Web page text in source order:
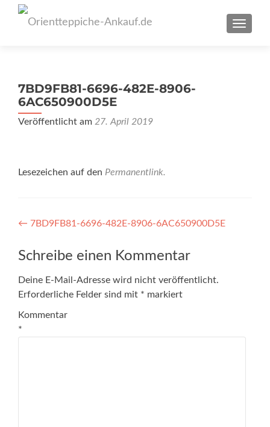
7BD9FB81-6696-482E-8906-
6AC650900D5E
Veröffentlicht am 27. April 2019
Lesezeichen auf den Permanentlink.
Artikel-
Navigation
← 7BD9FB81-6696-482E-8906-6AC650900D5E
Schreibe einen Kommentar
Deine E-Mail-Adresse wird nicht veröffentlicht.
Erforderliche Felder sind mit * markiert
Kommentar
*